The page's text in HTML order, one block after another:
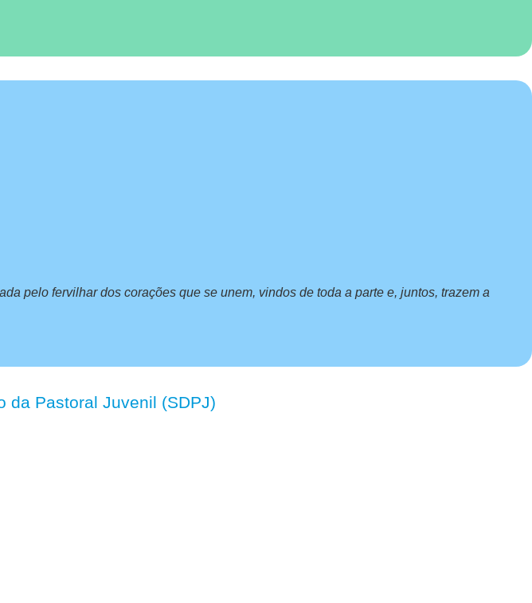
pelo fervilhar dos corações que se unem, vindos de toda a parte e, juntos, trazem a
da Pastoral Juvenil (SDPJ)